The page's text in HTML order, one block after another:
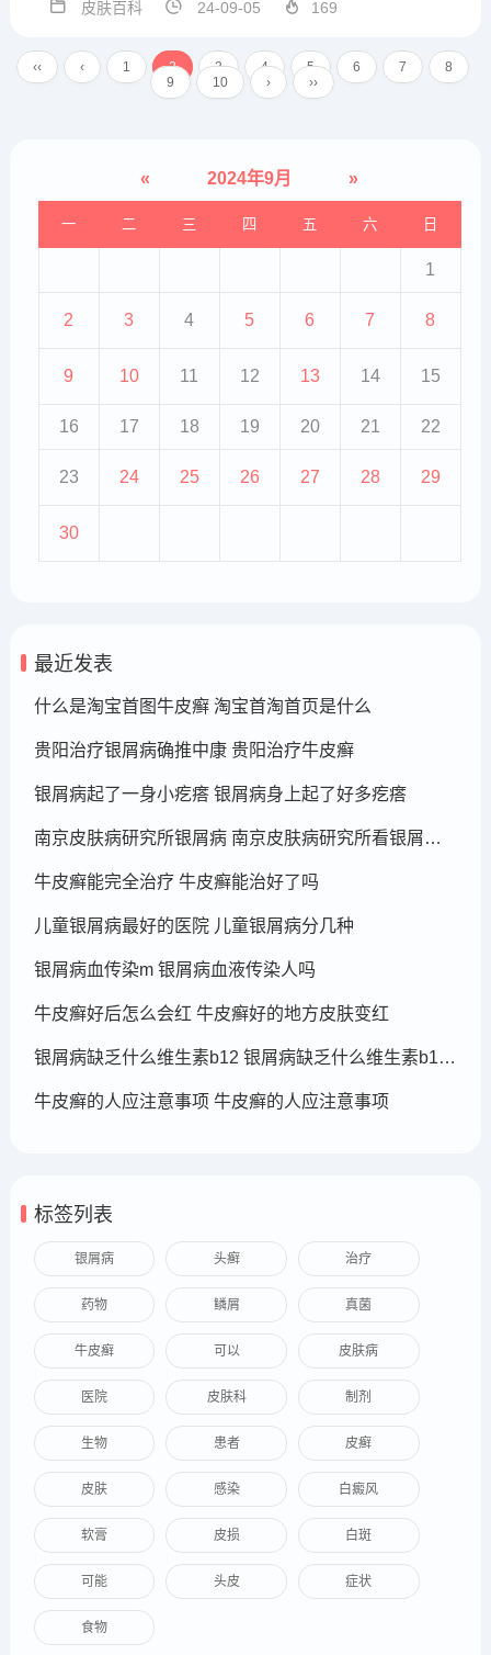
发病，要重视早期的治疗，只有尽
早的治疗才能够避免疾病的发展，
皮肤百科 24-09-05 169
‹‹ ‹ 1 2 3 4 5 6 7
8
9
10 › ››
« 2024年9月 »
一 二 三 四 五 六 日
1
2 3 4 5 6 7 8
9 10 11 12 13 14 15
16 17 18 19 20 21 22
23 24 25 26 27 28 29
30
最近发表
什么是淘宝首图牛皮癣 淘宝首淘首页是什么
贵阳治疗银屑病确推中康 贵阳治疗牛皮癣
银屑病起了一身小疙瘩 银屑病身上起了好多疙瘩
南京皮肤病研究所银屑病 南京皮肤病研究所看银屑病哪个医生厉害
牛皮癣能完全治疗 牛皮癣能治好了吗
儿童银屑病最好的医院 儿童银屑病分几种
银屑病血传染m 银屑病血液传染人吗
牛皮癣好后怎么会红 牛皮癣好的地方皮肤变红
银屑病缺乏什么维生素b12 银屑病缺乏什么维生素b12可以补充
牛皮癣的人应注意事项 牛皮癣的人应注意事项
标签列表
银屑病 头癣 治疗
药物 鳞屑 真菌
牛皮癣 可以 皮肤病
医院 皮肤科 制剂
生物 患者 皮癣
皮肤 感染 白癜风
软膏 皮损 白斑
可能 头皮 症状
食物